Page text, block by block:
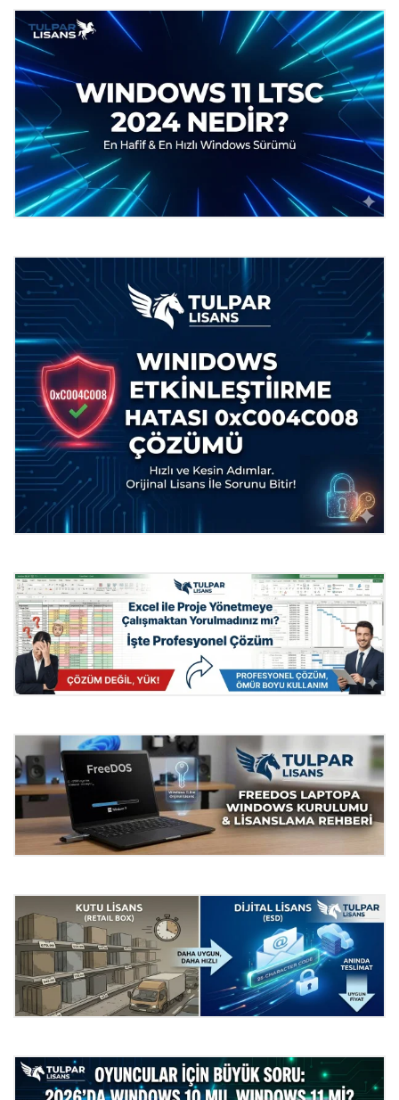
Windows Server 2022 Standard vs
Datacenter: İşletmeniz İçin Hangisi
Doğru? (Paranızı Çöpe Atmayın)
Windows 11 Enterprise LTSC 2024
Nedir?
Windows Etkinleştirme Hatası
0xC004C008 Çözümü
Excel ile Proje Yönetmeye
Çalışmaktan Yorulmadınız mı?
İşte Profesyonel Çözüm –
Microsoft Project
FreeDOS Laptopa Windows Nasıl
Kurulur? Lisanslama ve Kurulum
Rehberi
Dijital Lisans Nedir? Neden Kutu
Lisanslardan Çok Daha Uygundur?